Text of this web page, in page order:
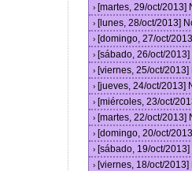
› [martes, 29/oct/
› [lunes, 28/oct/2013]
› [domingo, 27/oct/
› [sábado, 26/oct/
› [viernes, 25/oct/
› [jueves, 24/oct/2013]
› [miércoles, 23/oct/
› [martes, 22/oct/
› [domingo, 20/oct/
› [sábado, 19/oct/
› [viernes, 18/oct/